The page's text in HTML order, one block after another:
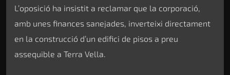
L’oposició ha insistit a reclamar que la corporació,
amb unes finances sanejades, inverteixi directament
en la construcció d’un edifici de pisos a preu
assequible a Terra Vella.